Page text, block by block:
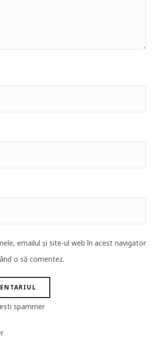
emailul și site-ul web în acest navigator
o să comentez.
spammer